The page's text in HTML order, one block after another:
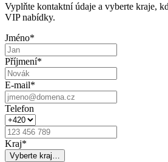
Vyplňte kontaktní údaje a vyberte kraje,
VIP nabídky.
Jméno*
Příjmení*
E-mail*
Telefon
Kraj*
Vyberte kraj…